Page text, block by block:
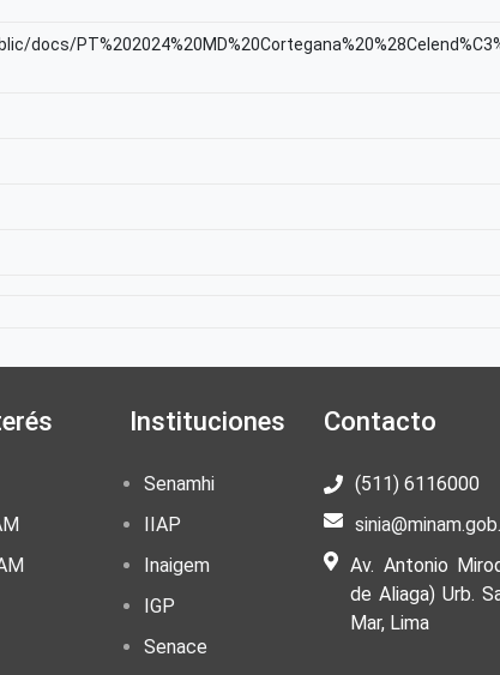
Instituciones
Senamhi
IIAP
Inaigem
IGP
Senace
Contacto
(511) 6116000
Av. Antonio
de Aliaga) Urb.
Mar, Lima